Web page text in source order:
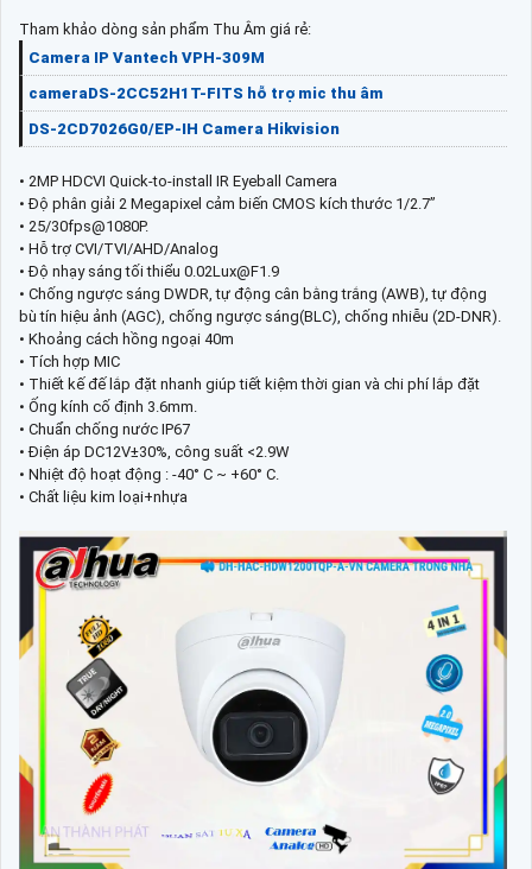
Tham khảo dòng sản phẩm Thu Âm giá rẻ:
Camera IP Vantech VPH-309M
cameraDS-2CC52H1T-FITS hỗ trợ mic thu âm
DS-2CD7026G0/EP-IH Camera Hikvision
• 2MP HDCVI Quick-to-install IR Eyeball Camera
• Độ phân giải 2 Megapixel cảm biến CMOS kích thước 1/2.7”
• 25/30fps@1080P.
• Hỗ trợ CVI/TVI/AHD/Analog
• Độ nhạy sáng tối thiểu 0.02Lux@F1.9
• Chống ngược sáng DWDR, tự động cân bằng trắng (AWB), tự động
bù tín hiệu ảnh (AGC), chống ngược sáng(BLC), chống nhiễu (2D-DNR).
• Khoảng cách hồng ngoại 40m
• Tích hợp MIC
• Thiết kế đế lắp đặt nhanh giúp tiết kiệm thời gian và chi phí lắp đặt
• Ống kính cố định 3.6mm.
• Chuẩn chống nước IP67
• Điện áp DC12V±30%, công suất <2.9W
• Nhiệt độ hoạt động : -40° C ~ +60° C.
• Chất liệu kim loại+nhựa